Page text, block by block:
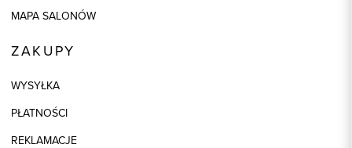
MAPA SALONÓW
ZAKUPY
WYSYŁKA
PŁATNOŚCI
REKLAMACJE